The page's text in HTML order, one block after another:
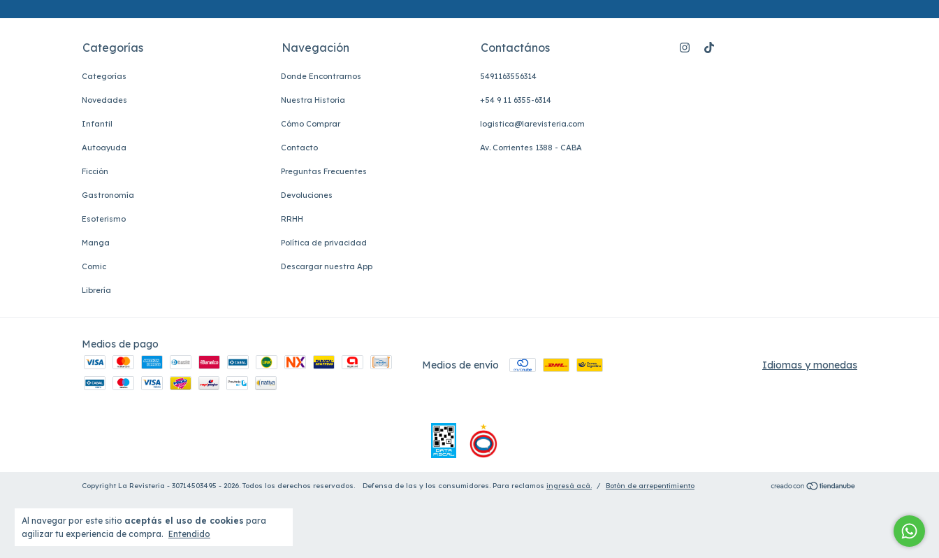
Al navegar por este sitio aceptás el uso de cookies para
agilizar tu experiencia de compra. Entendido
Categorías
Categorías
Novedades
Infantil
Autoayuda
Ficción
Gastronomía
Esoterismo
Manga
Comic
Librería
Navegación
Donde Encontrarnos
Nuestra Historia
Cómo Comprar
Contacto
Preguntas Frecuentes
Devoluciones
RRHH
Política de privacidad
Descargar nuestra App
Contactános
5491163556314
+54 9 11 6355-6314
logistica@larevisteria.com
Av. Corrientes 1388 - CABA
Medios de pago
Medios de envío
Idiomas y monedas
Copyright La Revisteria - 30714503495 - 2026. Todos los derechos reservados. Defensa de las y los consumidores. Para reclamos ingresá acá. / Botón de arrepentimiento